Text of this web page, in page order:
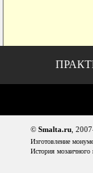
© Smalta.ru ,
Изготовление
История мозаичного